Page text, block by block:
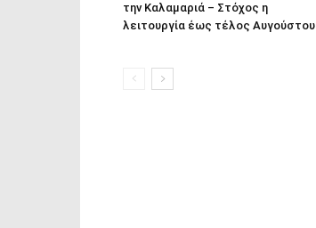
την Καλαμαριά – Στόχος η
λειτουργία έως τέλος Αυγούστου